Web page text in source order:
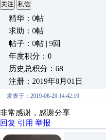
关注 私信
精华：0帖
求助：0帖
帖子：0帖 | 9回
年度积分：0
历史总积分：68
注册：2019年8月01日
发表于：2019-08-20 14:42:19
非常感谢，感谢分享
回复 引用 举报